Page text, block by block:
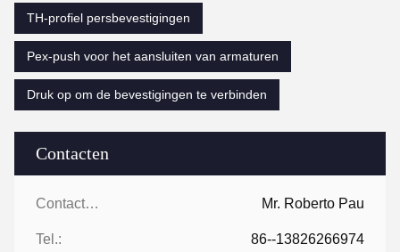
Contacten
Contacten: Mr. Roberto Pau
Tel.: 86--13826266974
TH-profiel persbevestigingen
Pex-push voor het aansluiten van armaturen
Druk op om de bevestigingen te verbinden